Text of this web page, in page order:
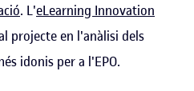
. L'eLearning Innovation
projecte en l'anàlisi dels
idonis per a l'EPO.